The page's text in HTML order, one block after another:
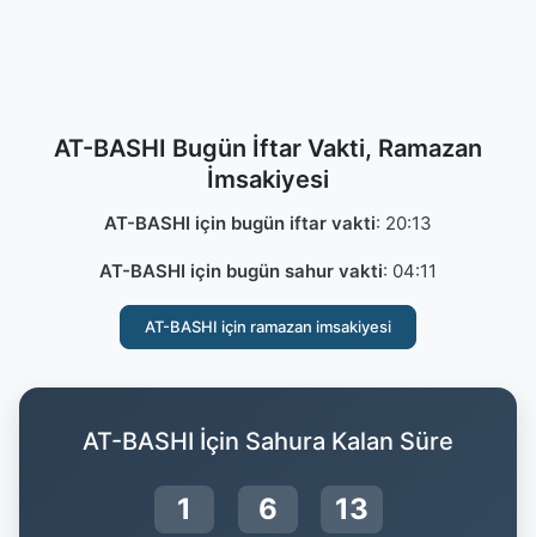
AT-BASHI Bugün İftar Vakti, Ramazan
İmsakiyesi
AT-BASHI için bugün iftar vakti: 20:13
AT-BASHI için bugün sahur vakti: 04:11
AT-BASHI için ramazan imsakiyesi
AT-BASHI İçin Sahura Kalan Süre
1 6 13